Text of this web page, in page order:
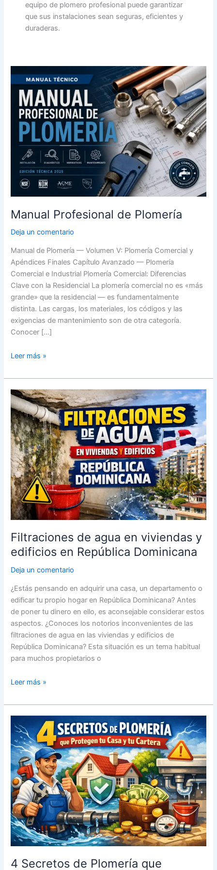
equipo de plomero profesional puede garantizar
que sus instalaciones sean seguras, eficientes y
duraderas.
Manual Profesional de Plomería
Deja un comentario
Manual de Plomería — Volumen V: Plomería Comercial y
Apéndices Finales Capítulo Avanzado — Plomería
Comercial e Industrial Plomería Comercial: Diferencias
Clave con la Residencial La plomería comercial no es «más
grande» que la residencial — es fundamentalmente
distinta. Las cargas, los materiales, los códigos y las
exigencias de mantenimiento son de otra categoría.
Conocer […]
Profesional
Plomería
Leer más »
Filtraciones de agua en viviendas y
edificios en República Dominicana
Deja un comentario
¿Estás pensando en adquirir una casa, un departamento o
edificar tu propio hogar en República Dominicana? Antes
de poner tu dinero en ello, es aconsejable considerar estos
aspectos. ¿Conoces los notorios inconvenientes de las
filtraciones de agua en las viviendas y edificios de
República Dominicana? Esta situación es un tema habitual
para muchos propietarios o
Filtraciones
de
agua
en
viviendas
y
edificios
en
República
Dominicana
Leer más »
4 Secretos de Plomería que
Secretos
de
Plomería
que
Protegen
tu
Casa
y
tu
Cartera